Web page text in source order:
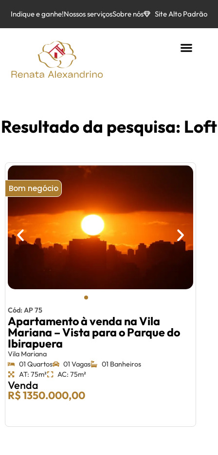
Indique e ganhe!Nossos serviçosSobre nós Site Alto Padrão
Resultado da pesquisa: Loft
Bom negócio
Cód: AP 75
Apartamento à venda na Vila
Mariana – Vista para o Parque do
Ibirapuera
Vila Mariana
01 Quartos
01 Vagas
01 Banheiros
AT: 75m²
AC: 75m²
Venda
R$ 1350.000,00